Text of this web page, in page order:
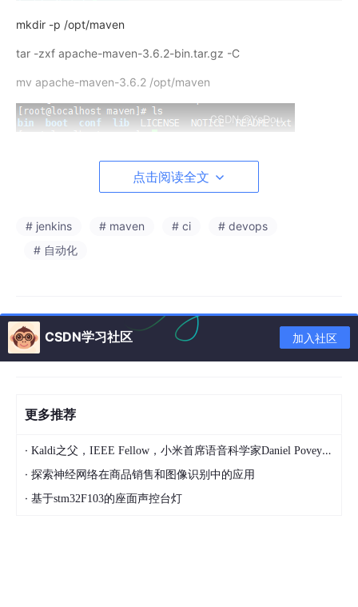
mkdir -p /opt/maven
tar -zxf apache-maven-3.6.2-bin.tar.gz -C
mv apache-maven-3.6.2 /opt/maven
2.配置环境变量
添加
export JAVA_HOME=/usr/lib/jvm/java-1.8.0-openjdk
source /etc/profile 配置生效
mvn -v 查看Maven版本
点击阅读全文
# jenkins # maven # ci
# devops
# 自动化
CSDN学习社区 加入社区
更多推荐
· Kaldi之父，IEEE Fellow，小米首席语音科学家Daniel Povey将出席2024全球机器学习技术大会并发表演讲！
· 探索神经网络在商品销售和图像识别中的应用
· 基于stm32F103的座面声控台灯